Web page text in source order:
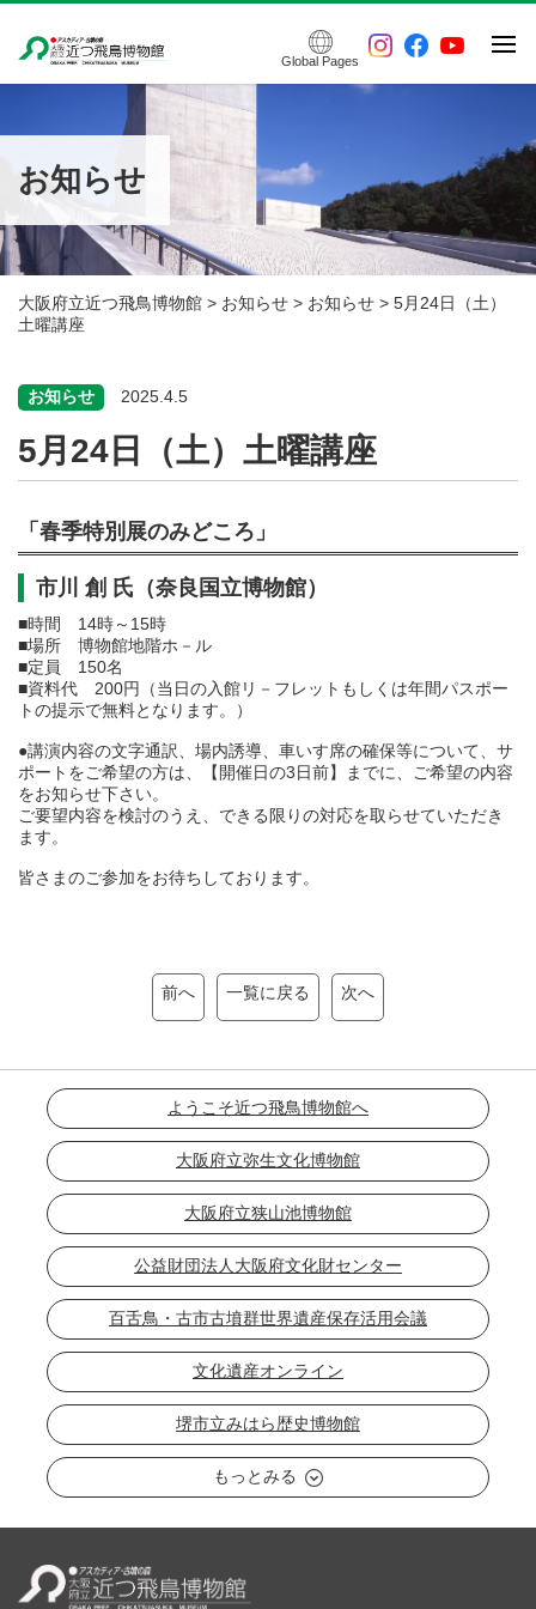
ご利用案内
特別展・企画展
催し物案内
アクセス
博物館について
Global Pages
お知らせ
大阪府立近つ飛鳥博物館 > お知らせ > お知らせ > 5月24日（土）
土曜講座
お知らせ 2025.4.5
5月24日（土）土曜講座
「春季特別展のみどころ」
市川 創 氏（奈良国立博物館）
■時間 14時～15時
■場所 博物館地階ホ－ル
■定員 150名
■資料代 200円（当日の入館リ－フレットもしくは年間パスポー
トの提示で無料となります。）
●講演内容の文字通訳、場内誘導、車いす席の確保等について、サ
ポートをご希望の方は、【開催日の3日前】までに、ご希望の内容
をお知らせ下さい。
ご要望内容を検討のうえ、できる限りの対応を取らせていただき
ます。
皆さまのご参加をお待ちしております。
前へ 一覧に戻る 次へ
ようこそ近つ飛鳥博物館へ
大阪府立弥生文化博物館
大阪府立狭山池博物館
公益財団法人大阪府文化財センター
百舌鳥・古市古墳群世界遺産保存活用会議
文化遺産オンライン
堺市立みはら歴史博物館
もっとみる